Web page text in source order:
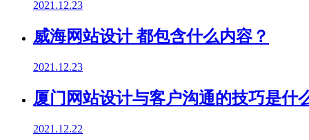
2021.12.23
威海网站设计 都包含什么内容？
2021.12.23
厦门网站设计与客户沟通的技巧是什
2021.12.22